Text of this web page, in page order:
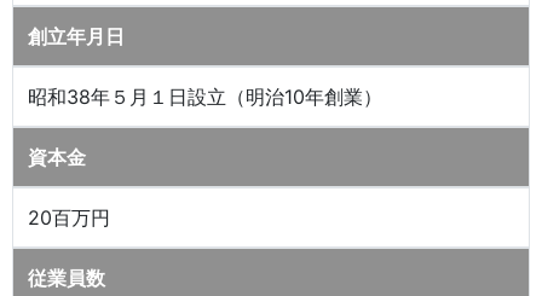
創立年月日
昭和38年５月１日設立（明治10年創業）
資本金
20百万円
従業員数